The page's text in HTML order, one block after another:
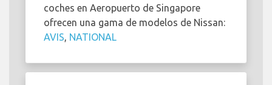
coches en Aeropuerto de Singapore
ofrecen una gama de modelos de Nissan:
AVIS, NATIONAL